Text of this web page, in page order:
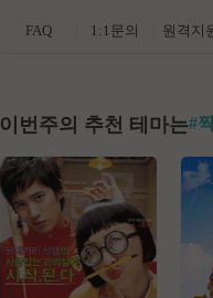
FAQ 1:1문의 원격지
이번주의 추천 테마는#